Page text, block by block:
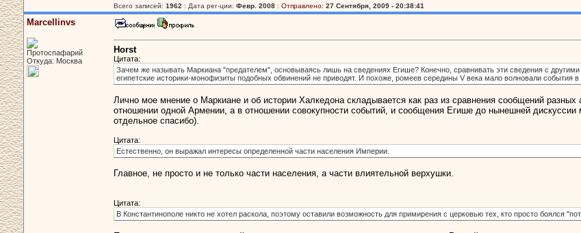
Всего записей: 1962 : Дата рег-ции: Февр. 2008 : Отправлено: 27 Сентября, 2009 - 20:38:41
Marcellinvs
Протоспафарий
Откуда: Москва
Horst
Цитата:
Зачем же называть Маркиана "предателем", основываясь лишь на сведениях Егише? Конечно, сравнивать эти сведения с другими
египетские историки-монофизиты подобных обвинений не приводят. И похоже, ромеев середины V века мало волновали события
Лично мое мнение о Маркиане и об истории Халкедона складывается как раз из сравнения сообщений разных
отношении одной Армении, а в отношении совокупности событий, и сообщения Егише до нынешней
отдельное спасибо).
Цитата:
Естественно, он выражал интересы определенной части населения Империи.
Главное, не просто и не только части населения, а части влиятельной верхушки.
Цитата:
В Константинополе никто не хотел раскола, поэтому оставили возможность для примирения с церковью тех, кто просто боялся